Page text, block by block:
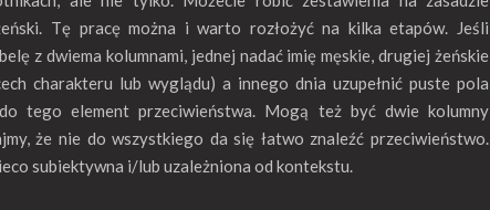
Tę pracę można i warto rozłożyć na kilka etapów. Jeśli
z dwiema kolumnami, jednej nadać imię męskie, drugiej żeńskie
charakteru lub wyglądu) a innego dnia uzupełnić puste pola
tego element przeciwieństwa. Mogą też być dwie kolumny
że nie do wszystkiego da się łatwo znaleźć przeciwieństwo.
subiektywna i/lub uzależniona od kontekstu.